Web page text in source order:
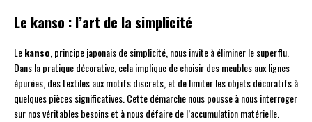
Le kanso : l’art de la simplicité
Lekanso, principe japonais de simplicité, nous invite à éliminer le superflu.
Dans la pratique décorative, cela implique de choisir des meubles aux lignes
épurées, des textiles aux motifs discrets, et de limiter les objets décoratifs à
quelques pièces significatives. Cette démarche nous pousse à nous interroger
sur nos véritables besoins et à nous défaire de l’accumulation matérielle.